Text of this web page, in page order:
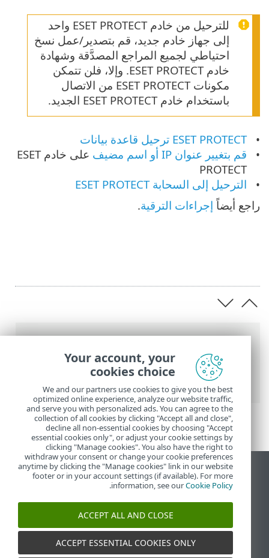
تعليمات ESET عبر الإنترنت >
ESET PROTECT
On-Prem
الترحيل وإعادة التثبيت
للترحيل من خادم ESET PROTECT واحد
إلى جهاز خادم جديد، قم بتصدير/عمل نسخ
احتياطي لجميع المراجع المصدَّقة وشهادة
خادم ESET PROTECT. وإلا، فلن تتمكن
مكونات ‎ESET PROTECT من الاتصال
باستخدام خادم ESET PROTECT الجديد.
ESET PROTECT ترحيل قاعدة بيانات ‎
قم بتغيير عنوان IP أو اسم مضيف
على خادم ESET
PROTECT
الترحيل إلى السحابة ESET PROTECT
راجع أيضاً إجراءات الترقية.
عرض موقع سطح المكتب
End of Life
قاعدة معارف ESET
ESET Status Portal
الدعم الإقليمي
Your account, your
cookies choice
We and our partners use cookies to give you the best
optimized online experience, analyze our website traffic,
and serve you with personalized ads. You can agree to the
collection of all cookies by clicking "Accept all and close",
decline all non-essential cookies by choosing "Accept
essential cookies only", or adjust your cookie settings by
clicking "Manage cookies". You also have the right to
withdraw your consent or change your cookie preferences
anytime by clicking the "Manage cookies" link in our website
footer or in your account settings (if available). For more
information, see ourCookie Policy
.
ACCEPT ALL AND CLOSE
ACCEPT ESSENTIAL COOKIES ONLY